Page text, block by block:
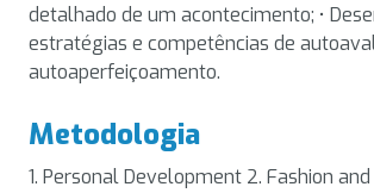
detalhado de um acontecimento; •
estratégias e competências de
autoaperfeiçoamento.
Metodologia
1. Personal Development 2. Fashion